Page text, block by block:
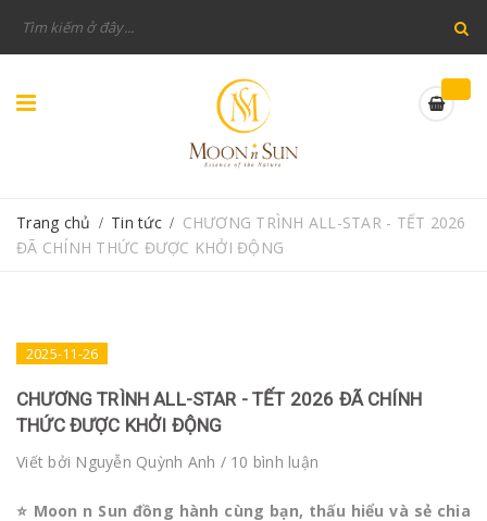
Trang chủ / Tin tức /
CHƯƠNG TRÌNH ALL-STAR - TẾT 2026
ĐÃ CHÍNH THỨC ĐƯỢC KHỞI ĐỘNG
2025-11-26
CHƯƠNG TRÌNH ALL-STAR - TẾT 2026 ĐÃ CHÍNH
THỨC ĐƯỢC KHỞI ĐỘNG
Viết bởi Nguyễn Quỳnh Anh / 10 bình luận
⭐️ Moon n Sun đồng hành cùng bạn, thấu hiểu và sẻ chia